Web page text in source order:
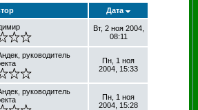
Дата
Вт, 2 ноя 2004,
08:11
руководитель
Пн, 1 ноя
2004, 15:33
руководитель
Пн, 1 ноя
2004, 15:28